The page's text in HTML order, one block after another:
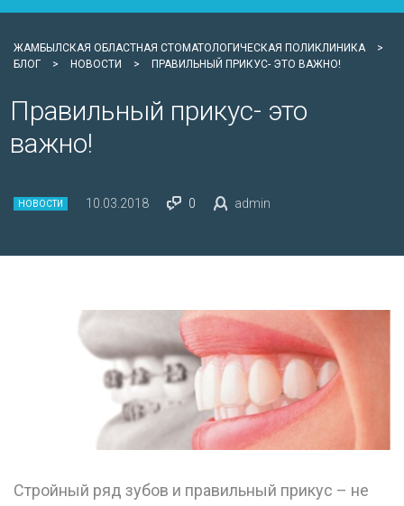
ЖАМБЫЛСКАЯ ОБЛАСТНАЯ СТОМАТОЛОГИЧЕСКАЯ ПОЛИКЛИНИКА
>
БЛОГ
> НОВОСТИ > ПРАВИЛЬНЫЙ ПРИКУС- ЭТО ВАЖНО!
Правильный прикус- это
важно!
НОВОСТИ 10.03.2018 0 admin
Стройный ряд зубов и правильный прикус – не